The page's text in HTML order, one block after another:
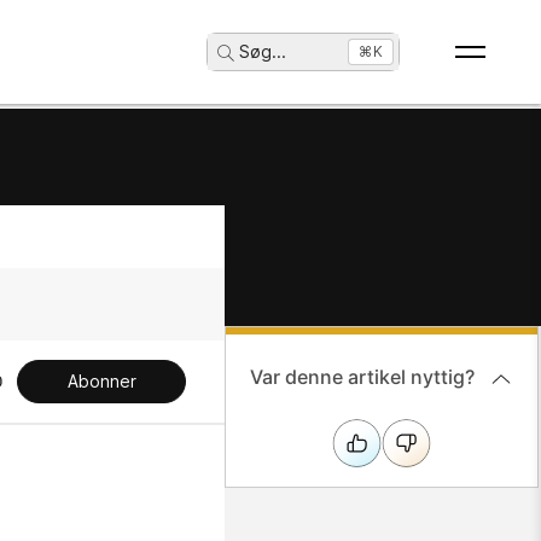
Søg... ⌘K
Abonner Var denne artikel nyttig?